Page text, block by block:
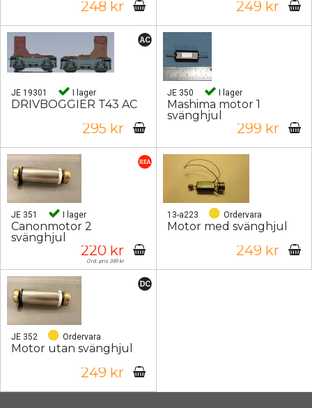
248 kr 249 kr
JE 19301 I lager
DRIVBOGGIER T43 AC
295 kr
JE 350 I lager
Mashima motor 1
svänghjul
299 kr
JE 351 I lager
Canonmotor 2
svänghjul
220 kr
Ord. pris 349 kr
13-a223 Ordervara
Motor med svänghjul
249 kr
JE 352 Ordervara
Motor utan svänghjul
249 kr